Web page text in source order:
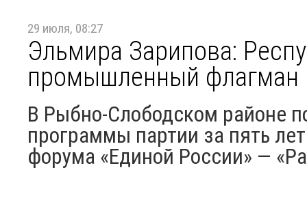
29 июля, 08:27
Эльмира Зарипова:
промышленный флагман
В Рыбно-Слободском районе
программы партии за пять
форума «Единой России» —